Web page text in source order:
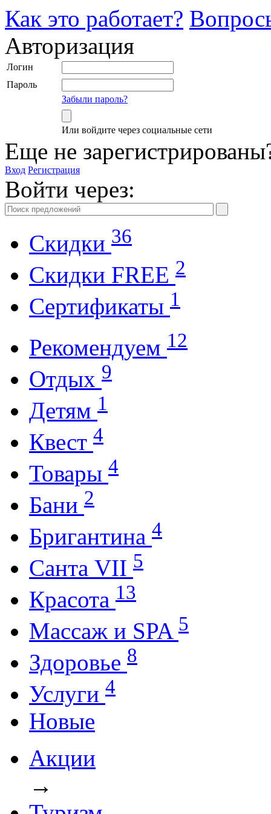
Как это работает?
Авторизация
Логин
Пароль
Забыли пароль?
Или войдите через социальные сети
Еще не
Вход Регистрация
Войти через:
Скидки 36
Cкидки FREE 2
Cертификаты 1
Рекомендуем 12
Отдых 9
Детям 1
Квест 4
Товары 4
Бани 2
Бригантина 4
Санта VII 5
Красота 13
Массаж и SPA 5
Здоровье 8
Услуги 4
Новые
Акции
→